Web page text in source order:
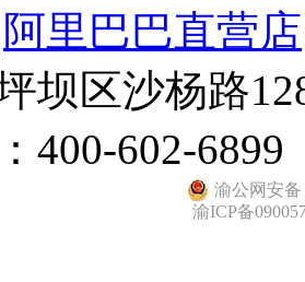
阿里巴巴直营店
坝区沙杨路
400-602-6899
渝公网安备
渝ICP备